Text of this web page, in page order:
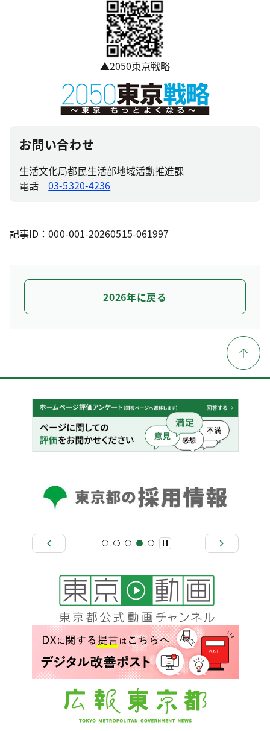
▲2050東京戦略
お問い合わせ
生活文化局都民生活部地域活動推進課
電話03-5320-4236
記事ID：000-001-20260515-061997
2026年に戻る